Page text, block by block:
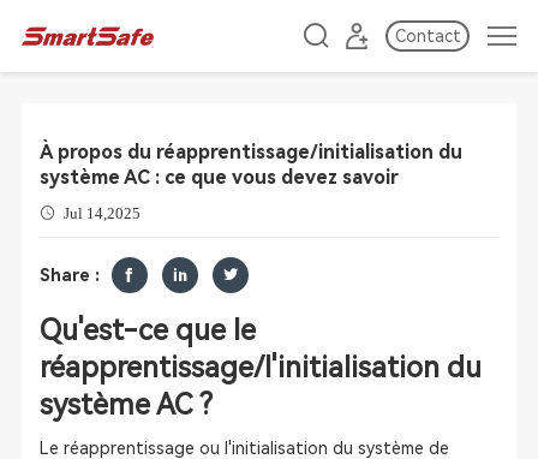
Contact
À propos du réapprentissage/initialisation du
système AC : ce que vous devez savoir
Jul 14,2025
Share :
Qu'est-ce que le
réapprentissage/l'initialisation du
système AC ?
Le réapprentissage ou l'initialisation du système de